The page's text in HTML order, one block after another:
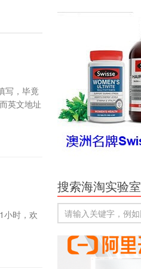
写，毕竟
英文地址
小时，欢
搜索海淘实验室